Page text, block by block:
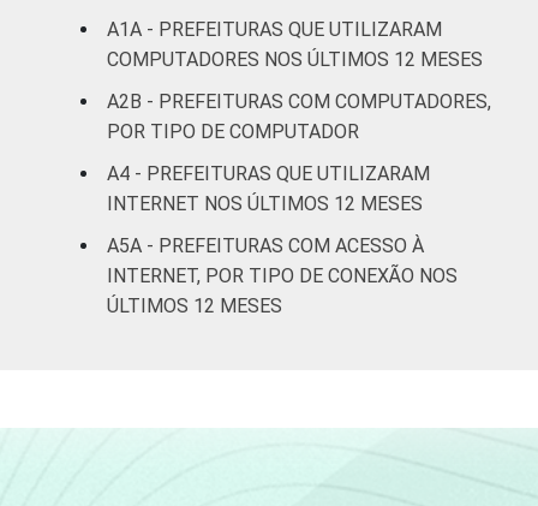
mil
Mais de 50
mil até
100 mil
habitantes
Mais de
100 mil
até 500
Mais de
A1A - PREFEITURAS QUE UTILIZARAM
COMPUTADORES NOS ÚLTIMOS 12 MESES
A2B - PREFEITURAS COM COMPUTADORES,
POR TIPO DE COMPUTADOR
A4 - PREFEITURAS QUE UTILIZARAM
INTERNET NOS ÚLTIMOS 12 MESES
A5A - PREFEITURAS COM ACESSO À
INTERNET, POR TIPO DE CONEXÃO NOS
ÚLTIMOS 12 MESES